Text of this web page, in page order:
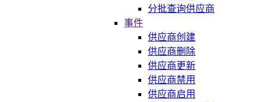
分批查询供应商
事件
供应商创建
供应商删除
供应商更新
供应商禁用
供应商启用